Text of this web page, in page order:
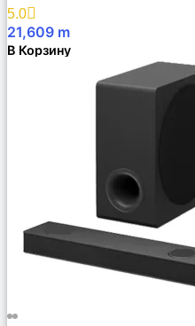
Избранное
5.0
21,609 m
В Корзину